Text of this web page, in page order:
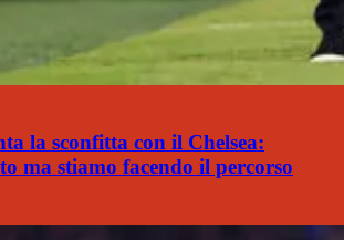
la sconfitta con il Chelsea:
ma stiamo facendo il percorso